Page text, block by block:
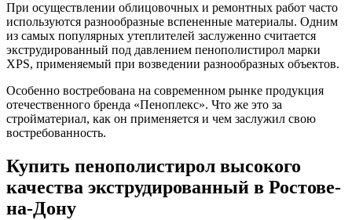
При осуществлении облицовочных и ремонтных работ часто
используются разнообразные вспененные материалы. Одним
из самых популярных утеплителей заслуженно считается
экструдированный под давлением пенополистирол марки
XPS, применяемый при возведении разнообразных объектов.
Особенно востребована на современном рынке продукция
отечественного бренда «Пеноплекс». Что же это за
стройматериал, как он применяется и чем заслужил свою
востребованность.
Купить пенополистирол высокого
качества экструдированный в Ростове-
на-Дону